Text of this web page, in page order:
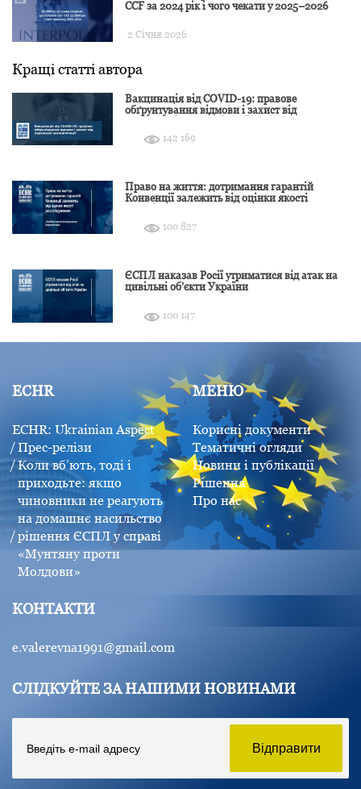
CCF за 2024 рік і чого чекати у 2025–2026
2 Січня 2026
Кращі статті автора
Вакцинація від COVID-19: правове
обґрунтування відмови і захист від
142 169
Право на життя: дотримання гарантій
Конвенції залежить від оцінки якості
100 827
ЄСПЛ наказав Росії утриматися від атак на
цивільні об’єкти України
100 147
ECHR
ECHR: Ukrainian Aspect
Прес-релізи
Коли вб’ють, тоді і
приходьте: якщо
чиновники не реагують
на домашнє насильство
рішення ЄСПЛ у справі
«Мунтяну проти
Молдови»
МЕНЮ
Корисні документи
Тематичні огляди
Новини і публікації
Рішення
Про нас
КОНТАКТИ
e.valerevna1991@gmail.com
СЛІДКУЙТЕ ЗА НАШИМИ НОВИНАМИ